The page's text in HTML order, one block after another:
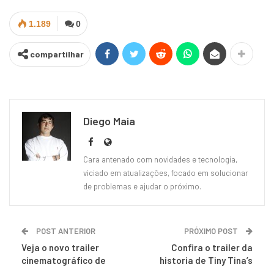
0
1.189
compartilhar
Diego Maia
Cara antenado com novidades e tecnologia,
viciado em atualizações, focado em solucionar
de problemas e ajudar o próximo.
POST ANTERIOR
Veja o novo trailer
cinematográfico de
PRÓXIMO POST
Confira o trailer da
historia de Tiny Tina’s